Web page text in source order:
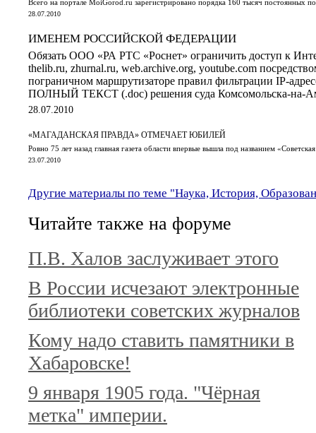
Всего на портале MoiGorod.ru зарегистрировано порядка 160 тысяч постоянных
28.07.2010
ИМЕНЕМ РОССИЙСКОЙ ФЕДЕРАЦИИ
Обязать ООО «РА РТС «Роснет» ограничить доступ к
thelib.ru, zhurnal.ru, web.archive.org, youtube.com
пограничном маршрутизаторе правил фильтрации IP-
ПОЛНЫЙ ТЕКСТ (.doc) решения суда Комсомольска-на-
28.07.2010
«МАГАДАНСКАЯ ПРАВДА» ОТМЕЧАЕТ ЮБИЛЕЙ
Ровно 75 лет назад главная газета области впервые вышла под названием
23.07.2010
Другие материалы по теме "Наука, История,
Читайте также на форуме
П.В. Халов заслуживает этого
В России исчезают электронные
библиотеки советских журналов
Кому надо ставить памятники в
Хабаровске!
9 января 1905 года. "Чёрная
метка" империи.